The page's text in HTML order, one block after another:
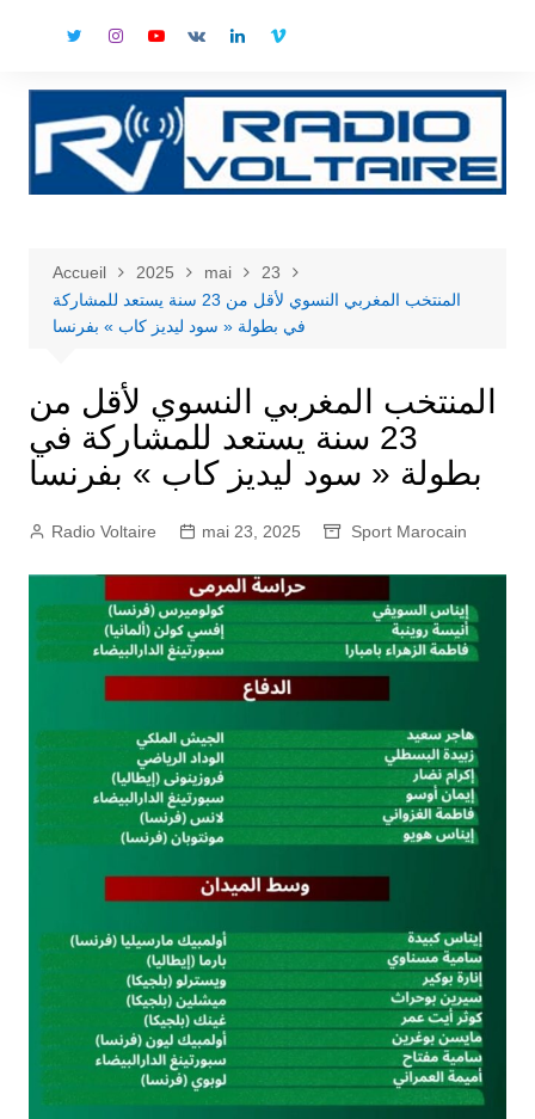
Accueil 2025 mai
23
المنتخب المغربي النسوي لأقل من 23 سنة يستعد للمشاركة
في بطولة « سود ليديز كاب » بفرنسا
المنتخب المغربي النسوي لأقل من
23 سنة يستعد للمشاركة في
بطولة « سود ليديز كاب » بفرنسا
Radio Voltaire mai 23, 2025 Sport Marocain